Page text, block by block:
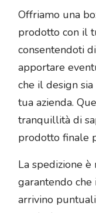
Offriamo una
prodotto con il
consentendoti
apportare
che il design
tua azienda.
tranquillità di
prodotto finale
La spedizione
garantendo
arrivino